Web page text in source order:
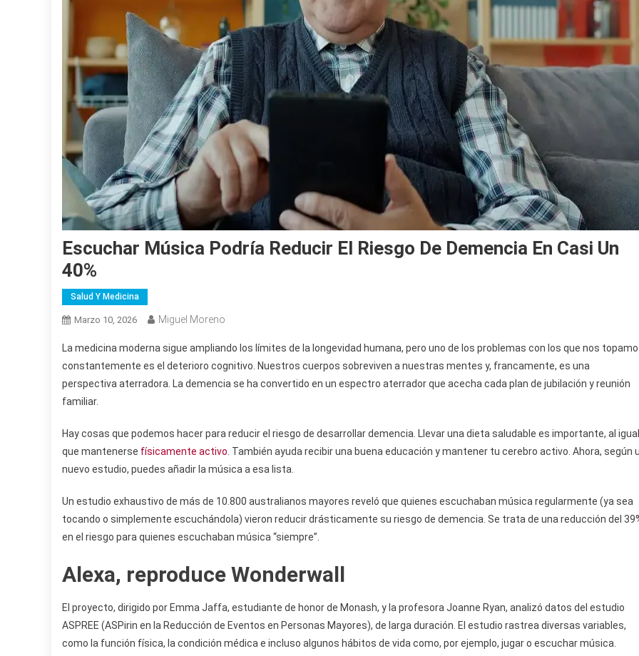
Escuchar Música Podría Reducir El Riesgo De Demencia En Casi Un
40%
Salud Y Medicina
Marzo 10, 2026 Miguel Moreno
La medicina moderna sigue ampliando los límites de la longevidad humana, pero uno de los problemas con los que nos
constantemente es el deterioro cognitivo. Nuestros cuerpos sobreviven a nuestras mentes y, francamente, es una
perspectiva aterradora. La demencia se ha convertido en un espectro aterrador que acecha cada plan de jubilación y reunión
familiar.
Hay cosas que podemos hacer para reducir el riesgo de desarrollar demencia. Llevar una dieta saludable es importante, al igual
que mantenerse físicamente activo . También ayuda recibir una buena educación y mantener tu cerebro activo. Ahora, según
nuevo estudio, puedes añadir la música a esa lista.
Un estudio exhaustivo de más de 10.800 australianos mayores reveló que quienes escuchaban música regularmente (ya sea
tocando o simplemente escuchándola) vieron reducir drásticamente su riesgo de demencia. Se trata de una reducción del
en el riesgo para quienes escuchaban música “siempre”.
Alexa, reproduce Wonderwall
El proyecto, dirigido por Emma Jaffa, estudiante de honor de Monash, y la profesora Joanne Ryan, analizó datos del estudio
ASPREE (ASPirin en la Reducción de Eventos en Personas Mayores), de larga duración. El estudio rastrea diversas variables,
como la función física, la condición médica e incluso algunos hábitos de vida como, por ejemplo, jugar o escuchar música.